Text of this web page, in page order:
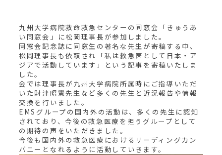
九州大学病院救命救急センターの同窓会「きゅうあ
い同窓会」に松岡理事長が参加しました。
同窓会記念誌に同窓生の著名な先生が寄稿する中、
松岡理事長も依頼され「私は救急医として日本・ア
ジアで活動しています」という記事を寄稿いたしま
した。
会では理事長が九州大学病院所属時にご指導いただ
いた財津昭憲先生など多くの先生と近況報告や情報
交換を行いました。
EMSグループの国内外の活動は、多くの先生に認知
されており、今後の救急医療を担うグループとして
の期待の声をいただきました。
今後も国内外の救急医療におけるリーディングカン
パニーとなれるように活動していきます。